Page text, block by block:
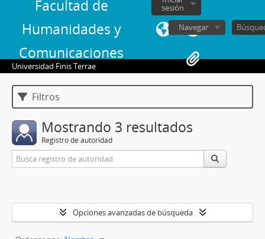
Facultad de
Humanidades y
Comunicaciones
sesión
Navegar
Universidad Finis Terrae
Filtros
Mostrando 3 resultados
Registro de autoridad
Opciones avanzadas de búsqueda